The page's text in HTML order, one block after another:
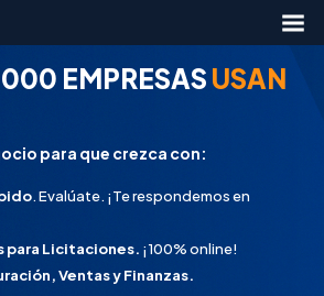
EMPRESAS USAN
para que crezca con:
. Evalúate. ¡Te respondemos en
para Licitaciones. ¡100% online!
Ventas y Finanzas.